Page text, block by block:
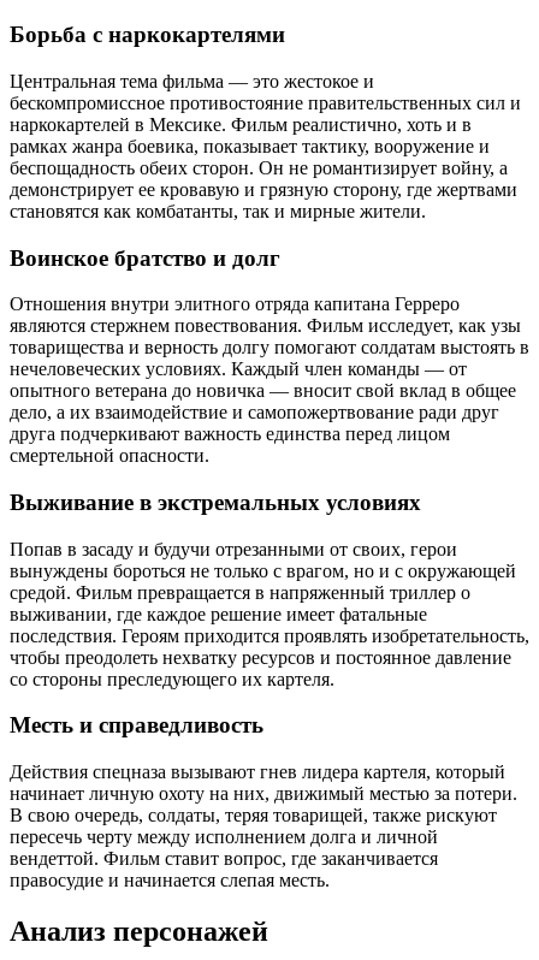
Борьба с наркокартелями
Центральная тема фильма — это жестокое и
бескомпромиссное противостояние правительственных сил и
наркокартелей в Мексике. Фильм реалистично, хоть и в
рамках жанра боевика, показывает тактику, вооружение и
беспощадность обеих сторон. Он не романтизирует войну, а
демонстрирует ее кровавую и грязную сторону, где жертвами
становятся как комбатанты, так и мирные жители.
Воинское братство и долг
Отношения внутри элитного отряда капитана Герреро
являются стержнем повествования. Фильм исследует, как узы
товарищества и верность долгу помогают солдатам выстоять в
нечеловеческих условиях. Каждый член команды — от
опытного ветерана до новичка — вносит свой вклад в общее
дело, а их взаимодействие и самопожертвование ради друг
друга подчеркивают важность единства перед лицом
смертельной опасности.
Выживание в экстремальных условиях
Попав в засаду и будучи отрезанными от своих, герои
вынуждены бороться не только с врагом, но и с окружающей
средой. Фильм превращается в напряженный триллер о
выживании, где каждое решение имеет фатальные
последствия. Героям приходится проявлять изобретательность,
чтобы преодолеть нехватку ресурсов и постоянное давление
со стороны преследующего их картеля.
Месть и справедливость
Действия спецназа вызывают гнев лидера картеля, который
начинает личную охоту на них, движимый местью за потери.
В свою очередь, солдаты, теряя товарищей, также рискуют
пересечь черту между исполнением долга и личной
вендеттой. Фильм ставит вопрос, где заканчивается
правосудие и начинается слепая месть.
Анализ персонажей